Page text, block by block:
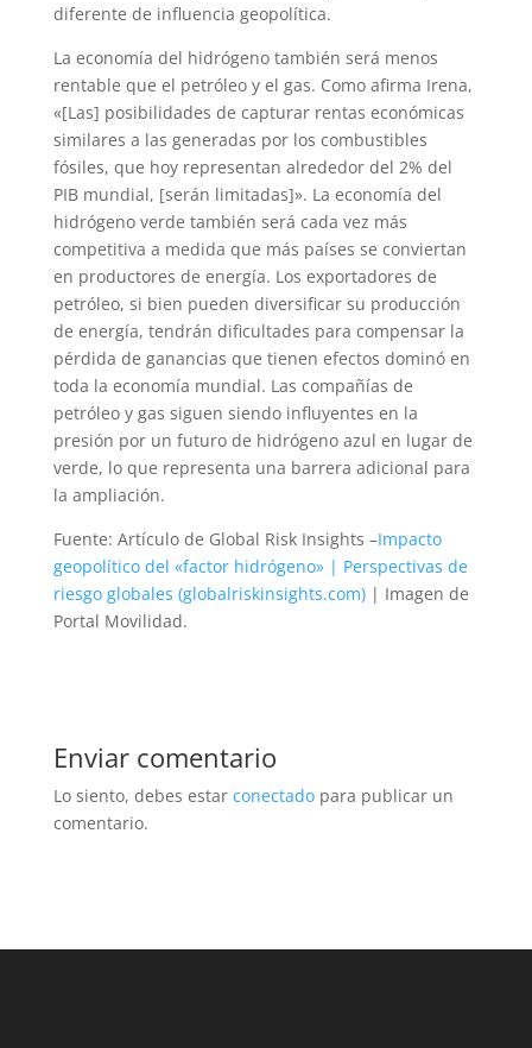
diferente de influencia geopolítica.
La economía del hidrógeno también será menos
rentable que el petróleo y el gas. Como afirma Irena,
«[Las] posibilidades de capturar rentas económicas
similares a las generadas por los combustibles
fósiles, que hoy representan alrededor del 2% del
PIB mundial, [serán limitadas]». La economía del
hidrógeno verde también será cada vez más
competitiva a medida que más países se conviertan
en productores de energía. Los exportadores de
petróleo, si bien pueden diversificar su producción
de energía, tendrán dificultades para compensar la
pérdida de ganancias que tienen efectos dominó en
toda la economía mundial. Las compañías de
petróleo y gas siguen siendo influyentes en la
presión por un futuro de hidrógeno azul en lugar de
verde, lo que representa una barrera adicional para
la ampliación.
Fuente: Artículo de Global Risk Insights –Impacto
geopolítico del «factor hidrógeno» | Perspectivas de
riesgo globales (globalriskinsights.com)| Imagen de
Portal Movilidad.
Enviar comentario
Lo siento, debes estar conectadopara publicar un
comentario.